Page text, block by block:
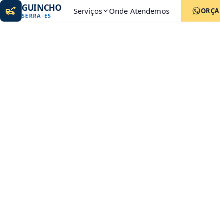
GUINCHO
SERRA-ES Serviços Onde Atendemos